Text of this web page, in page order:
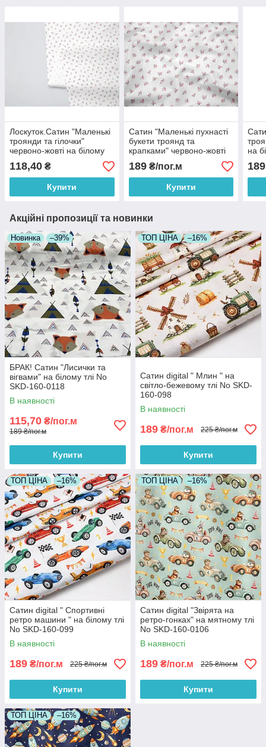
Лоскуток.Сатин "Маленькі
троянди та гілочки"
червоно-жовті на білому
64*160 см
118,40 ₴
Купити
Сатин "Маленькі пухнасті
букети троянд та
крапками" червоно-жовті
на білому тлі No SK-160-
067а
189₴/пог.м
Купити
на
189
Акційні пропозиції та новинки
Новинка –39%
БРАК! Сатин "Лисички та
вігвами" на білому тлі No
SKD-160-0118
В наявності
115,70 ₴/пог.м
189 ₴/пог.м
Купити
ТОП ЦІНА –16%
Сатин digital " Млин " на
світло-бежевому тлі No SKD-
160-098
В наявності
189 ₴/пог.м 225 ₴/пог.м
Купити
ТОП ЦІНА –16%
Сатин digital " Спортивні
ретро машини " на білому тлі
No SKD-160-099
В наявності
189 ₴/пог.м 225 ₴/пог.м
Купити
ТОП ЦІНА –16%
Сатин digital "Звірята на
ретро-гонках" на мятному тлі
No SKD-160-0106
В наявності
189 ₴/пог.м 225 ₴/пог.м
Купити
ТОП ЦІНА –16%